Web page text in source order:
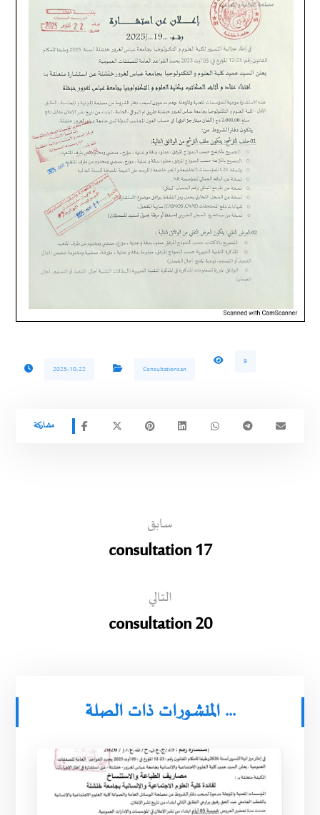
2025-10-22 Consultationsan
9
سابق
consultation 17
التالي
consultation 20
المنشورات ذات الصلة ...